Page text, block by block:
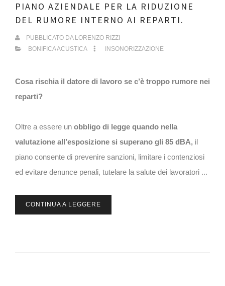
PIANO AZIENDALE PER LA RIDUZIONE
DEL RUMORE INTERNO AI REPARTI.
PUBBLICATO DA LORENZO RIZZI
BONIFICA ACUSTICA
INSONORIZZAZIONE
Cosa rischia il datore di lavoro se c’è troppo rumore nei
reparti?
Oltre a essere un obbligo di legge quando nella
valutazione all’esposizione si superano gli 85 dBA, il
piano consente di prevenire sanzioni, limitare i contenziosi
ed evitare denunce penali, tutelare la salute dei lavoratori ...
CONTINUA A LEGGERE